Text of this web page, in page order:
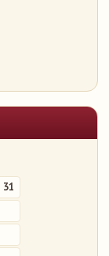
31